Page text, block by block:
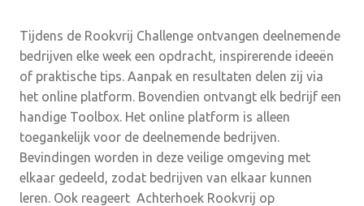
Tijdens de Rookvrij Challenge ontvangen deelnemende
bedrijven elke week een opdracht, inspirerende ideeën
of praktische tips. Aanpak en resultaten delen zij via
het online platform. Bovendien ontvangt elk bedrijf een
handige Toolbox. Het online platform is alleen
toegankelijk voor de deelnemende bedrijven.
Bevindingen worden in deze veilige omgeving met
elkaar gedeeld, zodat bedrijven van elkaar kunnen
leren. Ook reageert Achterhoek Rookvrij op